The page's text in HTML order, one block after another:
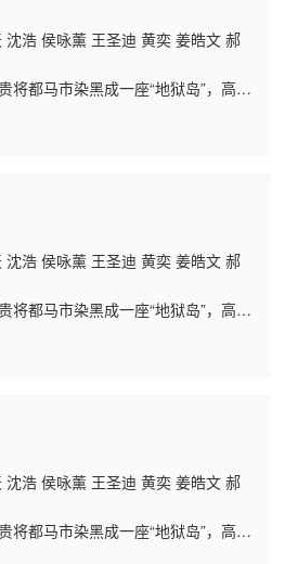
沈浩 侯咏薰 王圣迪 黄奕 姜皓文 郝
都马市染黑成一座“地狱岛”，高中
烈。曾目睹十五年前命案的方天
沈浩 侯咏薰 王圣迪 黄奕 姜皓文 郝
都马市染黑成一座“地狱岛”，高中
烈。曾目睹十五年前命案的方天
沈浩 侯咏薰 王圣迪 黄奕 姜皓文 郝
都马市染黑成一座“地狱岛”，高中
烈。曾目睹十五年前命案的方天